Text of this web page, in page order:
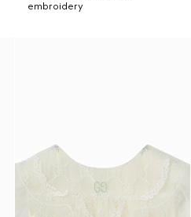
embroidery